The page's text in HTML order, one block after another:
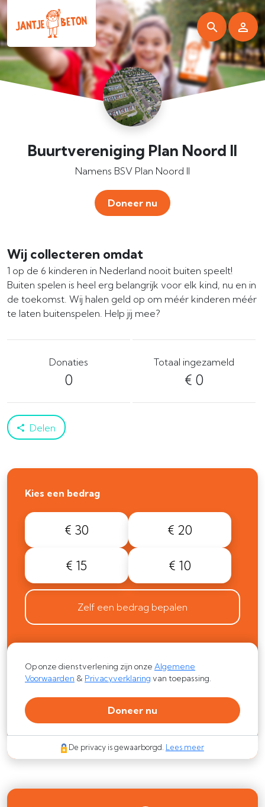
Buurtvereniging Plan Noord II
Namens BSV Plan Noord II
Doneer nu
Wij collecteren omdat
1 op de 6 kinderen in Nederland nooit buiten speelt!
Buiten spelen is heel erg belangrijk voor elk kind, nu en in
de toekomst. Wij halen geld op om méér kinderen méér
te laten buitenspelen. Help jij mee?
Donaties
0
Totaal ingezameld
€ 0
Delen
Kies een bedrag
€ 30 € 20
€ 15 € 10
Zelf een bedrag bepalen
Op onze dienstverlening zijn onze Algemene
Voorwaarden & Privacyverklaring van toepassing.
Doneer nu
De privacy is gewaarborgd. Lees meer